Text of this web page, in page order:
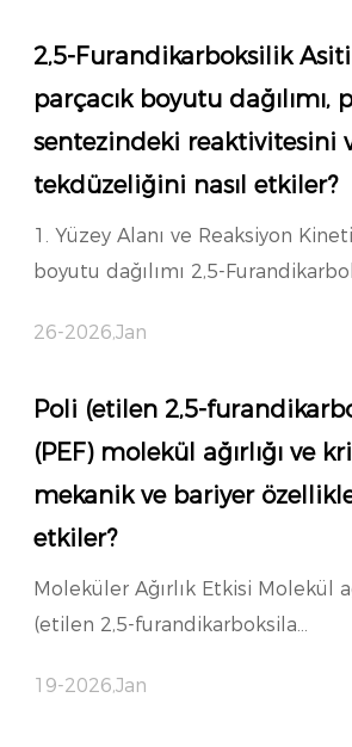
2,5-Furandikarboksilik
parçacık boyutu dağılımı,
sentezindeki reaktivitesini
tekdüzeliğini nasıl etkiler?
1. Yüzey Alanı ve Reaksiyon
boyutu dağılımı 2,5-
26-2026,Jan
Poli (etilen 2,5-
(PEF) molekül ağırlığı ve
mekanik ve bariyer
etkiler?
Moleküler Ağırlık Etkisi Molekül
(etilen 2,5-furandikarboksila...
19-2026,Jan